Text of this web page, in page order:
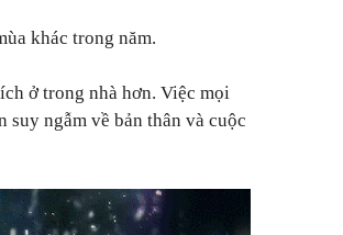
khác trong năm.
ở trong nhà hơn. Việc mọi
ngẫm về bản thân và cuộc